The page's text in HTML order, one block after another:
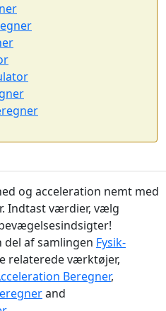
og acceleration nemt med
Indtast værdier, vælg
del af samlingen Fysik-
relaterede værktøjer,
Beregner,
and